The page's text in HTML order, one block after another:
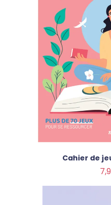
Cahier de